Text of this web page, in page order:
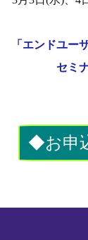
「エンドユー
セミ
◆お申